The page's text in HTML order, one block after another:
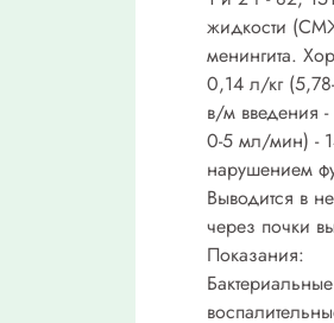
жидкости
менингита.
0,14 л/кг
в/м введения
0-5 мл/мин) -
нарушением
Выводится в
через почки
Показания: